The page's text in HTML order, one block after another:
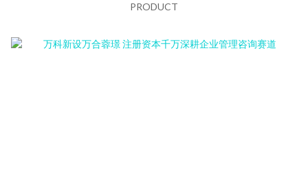
PRODUCT